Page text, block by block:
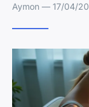
Aymon — 17/04/